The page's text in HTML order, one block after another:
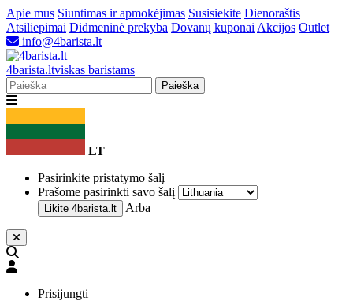
Apie mus Siuntimas ir apmokėjimas Susisiekite Dienoraštis
Atsiliepimai Didmeninė prekyba Dovanų kuponai Akcijos Outlet
info@4barista.lt
4barista.ltviskas baristams
Paieška
LT
Pasirinkite pristatymo šalį
Prašome pasirinkti savo šalį
Likite 4barista.lt Arba
Prisijungti